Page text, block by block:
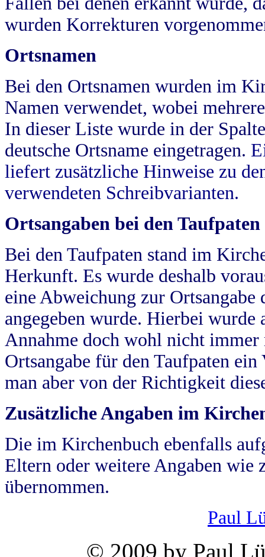
wurden Korrekturen
Ortsnamen
Bei den Ortsnamen wurden im
Namen verwendet, wobei
In dieser Liste wurde in der
deutsche Ortsname eingetragen.
liefert zusätzliche Hinweise zu
verwendeten Schreibvarianten.
Ortsangaben bei den Taufpaten
Bei den Taufpaten stand im
Herkunft. Es wurde deshalb
eine Abweichung zur
angegeben wurde. Hierbei wurde
Annahme doch wohl nicht
Ortsangabe für den Taufpaten
man aber von der Richtigkeit
Zusätzliche Angaben im
Die im Kirchenbuch ebenfalls
Eltern oder weitere Angaben wie
übernommen.
Paul
© 2009 by Paul